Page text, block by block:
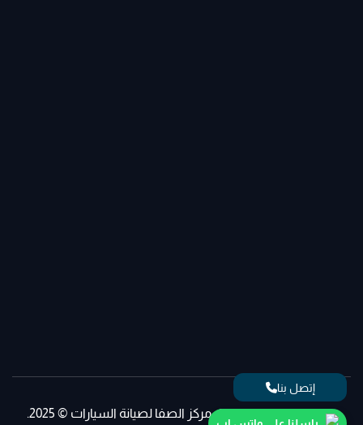
جميع الحقوق محفوظة، مركز الصفا لصيانة السيارات © 2025.
إتصل بنا